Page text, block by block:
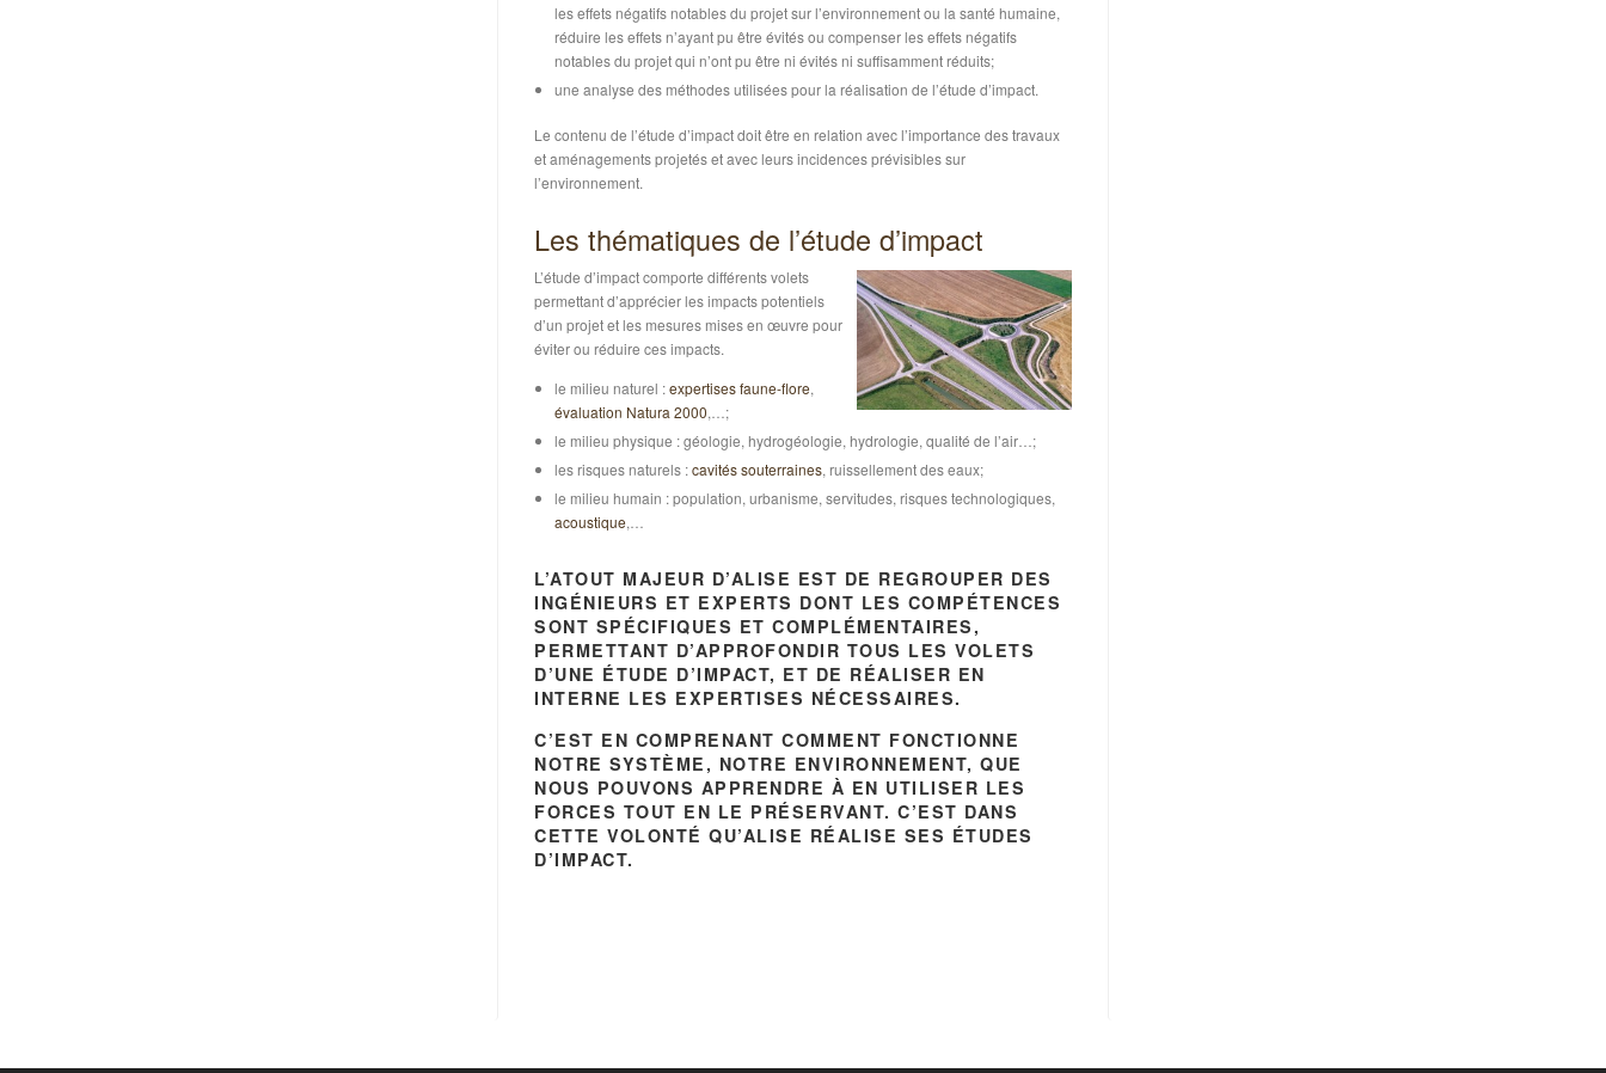
les effets négatifs notables du projet sur l’environnement ou la santé humaine,
réduire les effets n’ayant pu être évités ou compenser les effets négatifs
notables du projet qui n’ont pu être ni évités ni suffisamment réduits;
une analyse des méthodes utilisées pour la réalisation de l’étude d’impact.
Le contenu de l’étude d’impact doit être en relation avec l’importance des travaux
et aménagements projetés et avec leurs incidences prévisibles sur
l’environnement.
Les thématiques de l’étude d’impact
L’étude d’impact comporte différents volets
permettant d’apprécier les impacts potentiels
d’un projet et les mesures mises en œuvre pour
éviter ou réduire ces impacts.
le milieu naturel :expertises faune-flore,
évaluation Natura 2000,…;
le milieu physique : géologie, hydrogéologie, hydrologie, qualité de l’air…;
les risques naturels :cavités souterraines, ruissellement des eaux;
le milieu humain : population, urbanisme, servitudes, risques technologiques,
acoustique,…
L’ATOUT MAJEUR D’ALISE EST DE REGROUPER DES
INGÉNIEURS ET EXPERTS DONT LES COMPÉTENCES
SONT SPÉCIFIQUES ET COMPLÉMENTAIRES,
PERMETTANT D’APPROFONDIR TOUS LES VOLETS
D’UNE ÉTUDE D’IMPACT, ET DE RÉALISER EN
INTERNE LES EXPERTISES NÉCESSAIRES.
C’EST EN COMPRENANT COMMENT FONCTIONNE
NOTRE SYSTÈME, NOTRE ENVIRONNEMENT, QUE
NOUS POUVONS APPRENDRE À EN UTILISER LES
FORCES TOUT EN LE PRÉSERVANT. C’EST DANS
CETTE VOLONTÉ QU’ALISE RÉALISE SES ÉTUDES
D’IMPACT.